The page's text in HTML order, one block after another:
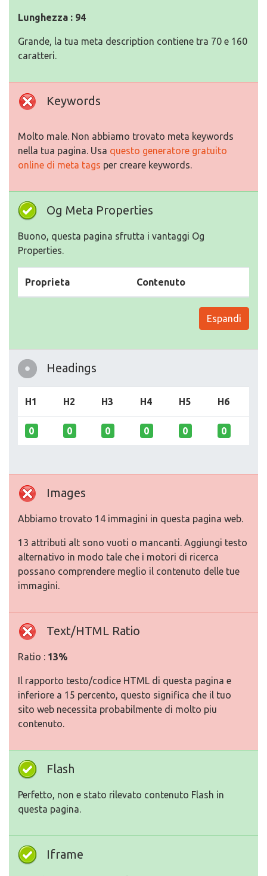
Lunghezza : 94
Grande, la tua meta description contiene tra 70 e 160
caratteri.
Keywords
Molto male. Non abbiamo trovato meta keywords
nella tua pagina. Usa questo generatore gratuito
online di meta tags per creare keywords.
Og Meta Properties
Buono, questa pagina sfrutta i vantaggi Og
Properties.
Proprieta Contenuto
Espandi
Headings
H1 H2 H3 H4 H5 H6
0 0 0 0 0 0
Images
Abbiamo trovato 14 immagini in questa pagina web.
13 attributi alt sono vuoti o mancanti. Aggiungi testo
alternativo in modo tale che i motori di ricerca
possano comprendere meglio il contenuto delle tue
immagini.
Text/HTML Ratio
Ratio : 13%
Il rapporto testo/codice HTML di questa pagina e
inferiore a 15 percento, questo significa che il tuo
sito web necessita probabilmente di molto piu
contenuto.
Flash
Perfetto, non e stato rilevato contenuto Flash in
questa pagina.
Iframe